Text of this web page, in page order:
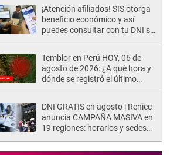
¡Atención afiliados! SIS otorga
beneficio económico y así
puedes consultar con tu DNI si
Temblor en Perú HOY, 06 de
agosto de 2026: ¿A qué hora y
dónde se registró el último
DNI GRATIS en agosto | Reniec
anuncia CAMPAÑA MASIVA en
19 regiones: horarios y sedes